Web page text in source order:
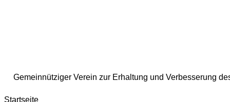
Gemeinnütziger Verein zur Erhaltung und Verbesserung
Startseite